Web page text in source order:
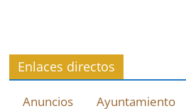
Enlaces directos
Anuncios Ayuntamiento